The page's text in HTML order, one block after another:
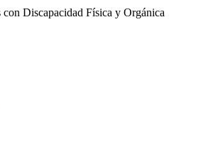
Discapacidad Física y Orgánica